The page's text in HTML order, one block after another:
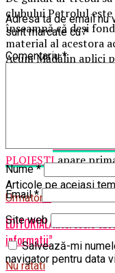
clubului Petrolul este
înseamnă că deși
material al acestora
Acum Mădălin aplici
fațada te plângi de
dar de fapt prin
temelia acestui club
Articolul
PLOIEȘTIapare
Articole pe aceiasi
Urmatorul
EDITORIAL/Interesele
informatii”
Nu ratati
Adresa ta de email nu
sunt marcate cu*
Comentariu*
Nume*
Email*
Site web
Salvează-mi
navigator pentru data